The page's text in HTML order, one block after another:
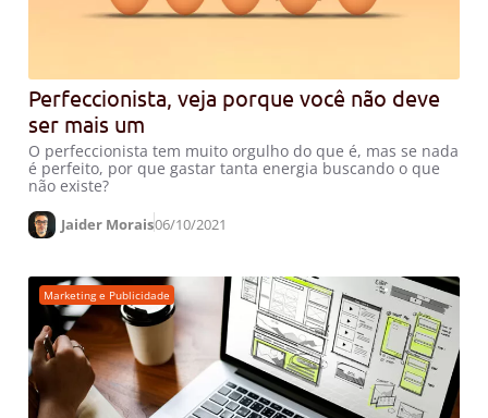
Perfeccionista, veja porque você não deve
ser mais um
O perfeccionista tem muito orgulho do que é, mas se nada
é perfeito, por que gastar tanta energia buscando o que
não existe?
Jaider Morais06/10/2021
Marketing e Publicidade